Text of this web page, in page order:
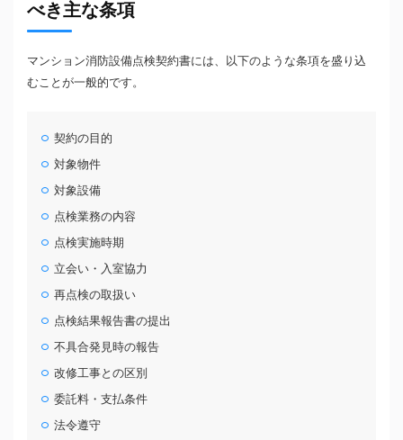
べき主な条項
マンション消防設備点検契約書には、以下のような条項を盛り込
むことが一般的です。
契約の目的
対象物件
対象設備
点検業務の内容
点検実施時期
立会い・入室協力
再点検の取扱い
点検結果報告書の提出
不具合発見時の報告
改修工事との区別
委託料・支払条件
法令遵守